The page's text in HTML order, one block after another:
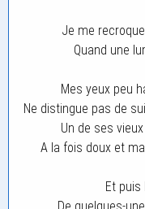
Je me
Quand une
Mes yeux peu
Ne distingue pas de
Un de ses
A la fois doux et
Et puis